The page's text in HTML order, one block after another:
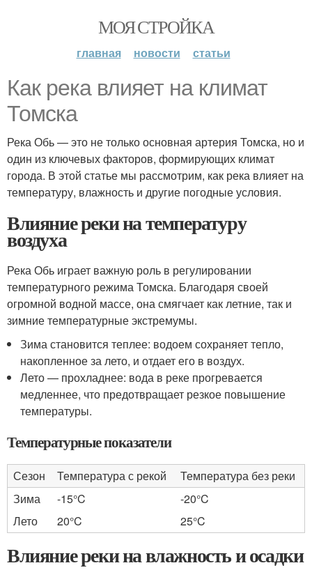
МОЯ СТРОЙКА
главная новости статьи
Как река влияет на климат
Томска
Река Обь — это не только основная артерия Томска, но и
один из ключевых факторов, формирующих климат
города. В этой статье мы рассмотрим, как река влияет на
температуру, влажность и другие погодные условия.
Влияние реки на температуру
воздуха
Река Обь играет важную роль в регулировании
температурного режима Томска. Благодаря своей
огромной водной массе, она смягчает как летние, так и
зимние температурные экстремумы.
Зима становится теплее: водоем сохраняет тепло,
накопленное за лето, и отдает его в воздух.
Лето — прохладнее: вода в реке прогревается
медленнее, что предотвращает резкое повышение
температуры.
Температурные показатели
Сезон Температура с рекой
Температура без реки
Зима
-15°C
-20°C
Лето
20°C 25°C
Влияние реки на влажность и осадки